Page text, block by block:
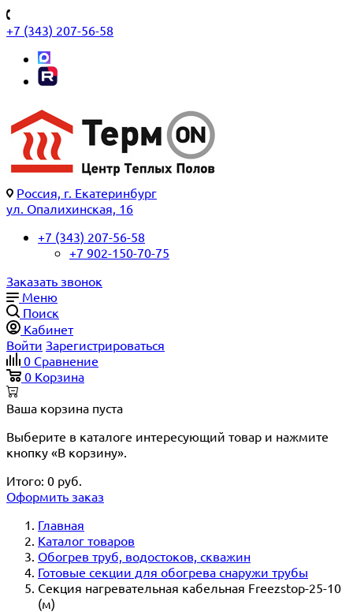
+7 (343) 207-56-58
Россия, г. Екатеринбург
ул. Опалихинская, 16
+7 (343) 207-56-58
+7 902-150-70-75
Заказать звонок
Меню
Поиск
Кабинет
Войти Зарегистрироваться
0 Сравнение
0 Корзина
Ваша корзина пуста
Выберите в каталоге интересующий товар и нажмите
кнопку «В корзину».
Итого: 0 руб.
Оформить заказ
Главная
Каталог товаров
Обогрев труб, водостоков, скважин
Готовые секции для обогрева снаружи трубы
Секция нагревательная кабельная Freezstop-25-10
(м)